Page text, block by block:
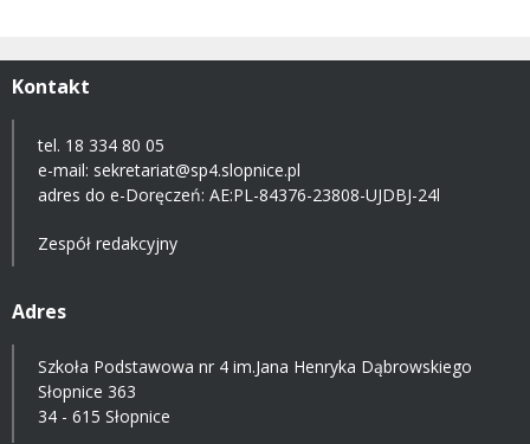
Kontakt
tel. 18 334 80 05
e-mail: sekretariat@sp4.slopnice.pl
adres do e-Doręczeń: AE:PL-84376-23808-UJDBJ-24l
Zespół redakcyjny
Adres
Szkoła Podstawowa nr 4 im.Jana Henryka Dąbrowskiego
Słopnice 363
34 - 615 Słopnice